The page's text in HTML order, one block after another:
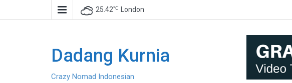
25.42℃ London
Dadang Kurnia
Crazy Nomad Indonesian